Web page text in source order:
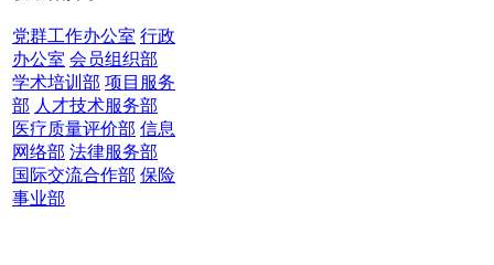
党群工作办公室 行政
办公室 会员组织部
学术培训部 项目服务
部 人才技术服务部
医疗质量评价部 信息
网络部 法律服务部
国际交流合作部 保险
事业部